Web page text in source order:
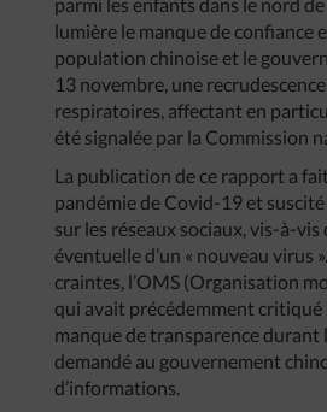
lumière le manque de confiance
population chinoise et le
13 novembre, une
respiratoires, affectant en
été signalée par la Commission
La publication de ce rapport a
pandémie de Covid-19 et
sur les réseaux sociaux, vis-à-vis
éventuelle d’un « nouveau virus
craintes, l’OMS (Organisation
qui avait précédemment critiqué
manque de transparence durant
demandé au gouvernement
d’informations.